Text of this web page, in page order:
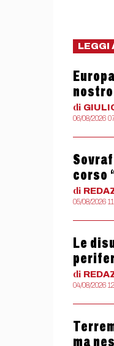
LEGGI
di
06/08/2026
corso
di
05/08/2026
Le
di
04/08/2026
ma